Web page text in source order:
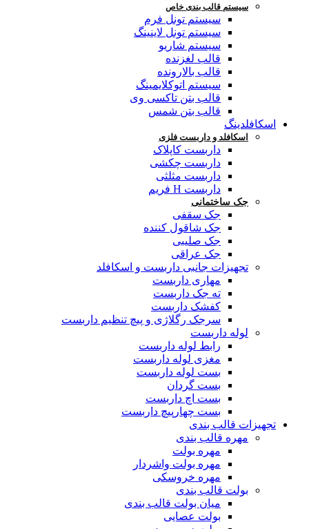
سیستم قالب بندی خاص
سیستم تونل فرم
سیستم تونل لاینینگ
سیستم شاریو
قالب لغزنده
قالب بالارونده
سیستم اتوکلایمینگ
قالب بتن تاکسی وی
قالب بتن شمس
اسکافلدینگ
اسکافلد و داربست فلزی
داربست کاپلاک
داربست چکشی
داربست مثلثی
داربست H فریم
جک ساختمانی
جک سقفی
جک شاقول کننده
جک صلیبی
جک عراقی
تجهیزات جانبی داربست و اسکافلد
مهاری داربست
ته جک داربست
کفشک داربست
سرجک رگلاژی و پیچ تنظیم داربست
لوله داربست
رابط لوله داربست
مغزی لوله داربست
بست لوله داربست
بست گردان
بست اچ داربست
بست چهارپیچ داربست
تجهیزات قالب بندی
مهره قالب بندی
مهره بولت
مهره بولت واشردار
مهره خروسکی
بولت قالب بندی
میان بولت قالب بندی
بولت عصایی